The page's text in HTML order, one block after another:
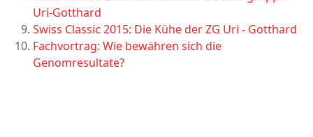
Uri-Gotthard
Swiss Classic 2015: Die Kühe der ZG Uri - Gotthard
Fachvortrag: Wie bewähren sich die
Genomresultate?